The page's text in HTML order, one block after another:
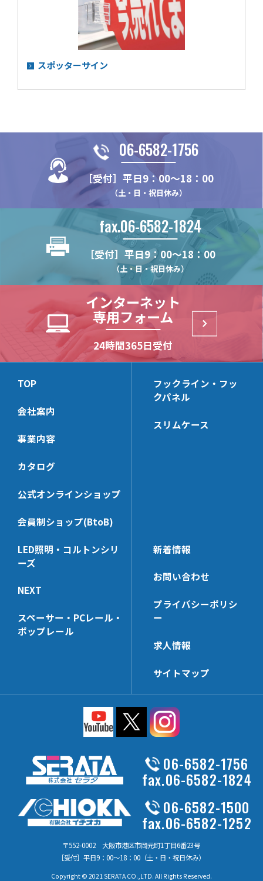
スポッターサイン
06-6582-1756
［受付］平日9：00～18：00
（土・日・祝日休み）
fax.06-6582-1824
［受付］平日9：00～18：00
（土・日・祝日休み）
インターネット
専用フォーム
24時間365日受付
TOP
会社案内
事業内容
カタログ
公式オンラインショップ
会員制ショップ(BtoB)
フックライン・フッ
クパネル
スリムケース
LED照明・コルトンシリ
ーズ
NEXT
スペーサー・PCレール・
ポップレール
新着情報
お問い合わせ
プライバシーポリシ
ー
求人情報
サイトマップ
06-6582-1756
fax.06-6582-1824
06-6582-1500
fax.06-6582-1252
〒552-0002 大阪市港区市岡元町1丁目6番23号
［受付］平日9：00～18：00（土・日・祝日休み）
Copyright © 2021 SERATA CO.,LTD. All Rights Reserved.